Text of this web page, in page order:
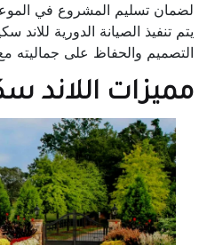
لضمان تسليم المشروع في
يتم تنفيذ الصيانة الدورية
التصميم والحفاظ على جماليته
مميزات اللاند